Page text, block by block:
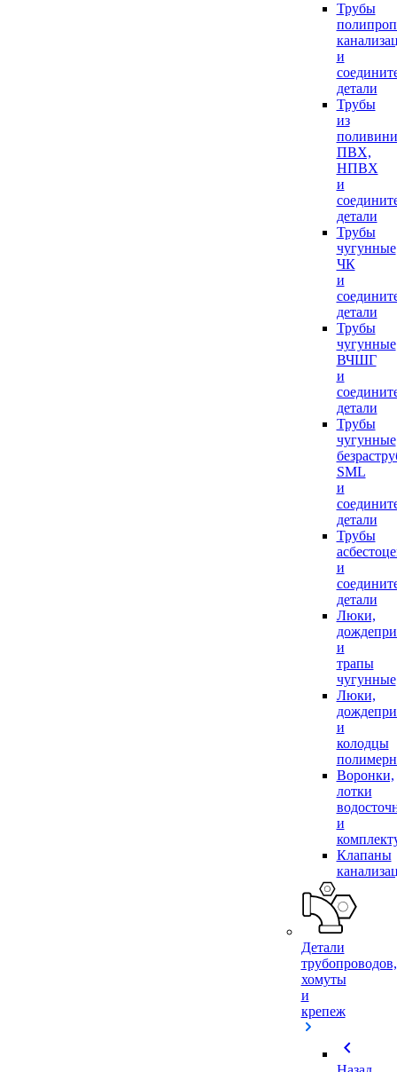
Трубы
и
детали
Трубы
из
ПВХ,
НПВХ
и
детали
Трубы
чугунные
ЧК
и
детали
Трубы
чугунные
ВЧШГ
и
детали
Трубы
чугунные
SML
и
детали
Трубы
и
детали
Люки,
и
трапы
чугунные
Люки,
и
колодцы
Воронки,
лотки
и
Клапаны
Детали
трубопроводов,
хомуты
и
крепеж
chevron_left